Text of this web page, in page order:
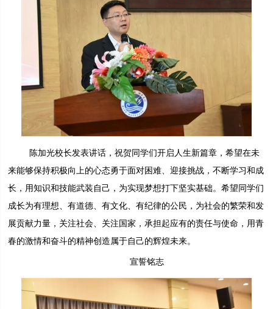
陈加光校长发表讲话，祝贺同学们开启人生新篇章，希望在未
来能够保持积极向上的心态勇于面对困难、迎接挑战，不断学习和成
长，用知识和技能武装自己，为实现梦想打下坚实基础。希望同学们
成长为有理想、有道德、有文化、有纪律的公民，为社会的繁荣和发
展贡献力量，关注社会、关注国家，承担起应有的责任与使命，用青
春的激情和奋斗的精神创造属于自己的辉煌未来。
宣誓铭志